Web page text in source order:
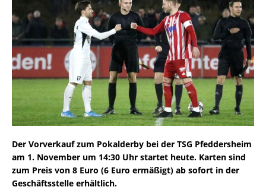
Der Vorverkauf zum Pokalderby bei der TSG Pfeddersheim
am 1. November um 14:30 Uhr startet heute. Karten sind
zum Preis von 8 Euro (6 Euro ermäßigt) ab sofort in der
Geschäftsstelle erhältlich.